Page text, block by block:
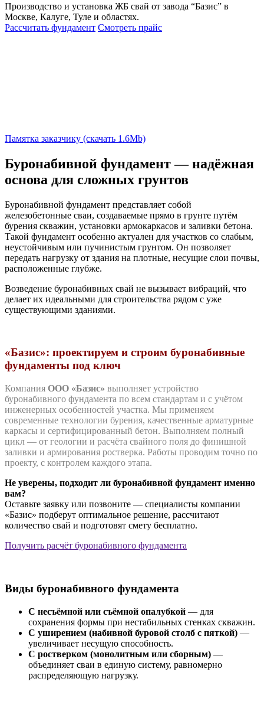
Производство и установка ЖБ свай от завода “Базис” в
Москве, Калуге, Туле и областях.
Рассчитать фундамент Смотреть прайс
Памятка заказчику (скачать 1.6Mb)
Буронабивной фундамент — надёжная
основа для сложных грунтов
Буронабивной фундамент представляет собой
железобетонные сваи, создаваемые прямо в грунте путём
бурения скважин, установки армокаркасов и заливки бетона.
Такой фундамент особенно актуален для участков со слабым,
неустойчивым или пучинистым грунтом. Он позволяет
передать нагрузку от здания на плотные, несущие слои почвы,
расположенные глубже.
Возведение буронабивных свай не вызывает вибраций, что
делает их идеальными для строительства рядом с уже
существующими зданиями.
«Базис»: проектируем и строим буронабивные
фундаменты под ключ
Компания ООО «Базис» выполняет устройство
буронабивного фундамента по всем стандартам и с учётом
инженерных особенностей участка. Мы применяем
современные технологии бурения, качественные арматурные
каркасы и сертифицированный бетон. Выполняем полный
цикл — от геологии и расчёта свайного поля до финишной
заливки и армирования ростверка. Работы проводим точно по
проекту, с контролем каждого этапа.
Не уверены, подходит ли буронабивной фундамент именно
вам?
Оставьте заявку или позвоните — специалисты компании
«Базис» подберут оптимальное решение, рассчитают
количество свай и подготовят смету бесплатно.
Получить расчёт буронабивного фундамента
Виды буронабивного фундамента
С несъёмной или съёмной опалубкой — для
сохранения формы при нестабильных стенках скважин.
С уширением (набивной буровой столб с пяткой) —
увеличивает несущую способность.
С ростверком (монолитным или сборным) —
объединяет сваи в единую систему, равномерно
распределяющую нагрузку.